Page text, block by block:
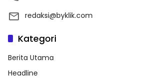
redaksi@byklik.com
Kategori
Berita Utama
Headline